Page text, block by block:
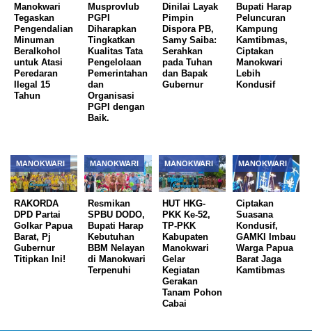
Manokwari
Tegaskan
Pengendalian
Minuman
Beralkohol
untuk Atasi
Peredaran
Ilegal 15
Tahun
Musprovlub
PGPI
Diharapkan
Tingkatkan
Kualitas Tata
Pengelolaan
Pemerintahan
dan
Organisasi
PGPI dengan
Baik.
Dinilai Layak
Pimpin
Dispora PB,
Samy Saiba:
Serahkan
pada Tuhan
dan Bapak
Gubernur
Bupati Harap
Peluncuran
Kampung
Kamtibmas,
Ciptakan
Manokwari
Lebih
Kondusif
MANOKWARI
RAKORDA
DPD Partai
Golkar Papua
Barat, Pj
Gubernur
Titipkan Ini!
MANOKWARI
Resmikan
SPBU DODO,
Bupati Harap
Kebutuhan
BBM Nelayan
di Manokwari
Terpenuhi
MANOKWARI
HUT HKG-
PKK Ke-52,
TP-PKK
Kabupaten
Manokwari
Gelar
Kegiatan
Gerakan
Tanam Pohon
Cabai
MANOKWARI
Ciptakan
Suasana
Kondusif,
GAMKI Imbau
Warga Papua
Barat Jaga
Kamtibmas